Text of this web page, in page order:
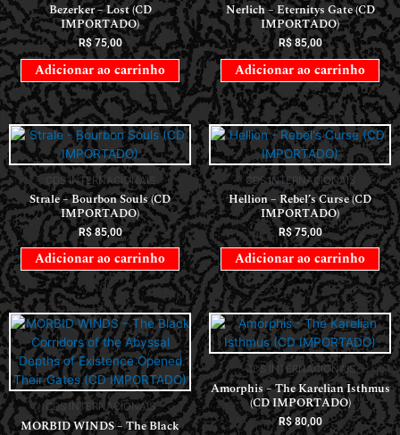
Bezerker – Lost (CD
IMPORTADO)
R$75,00
Adicionar ao carrinho
Nerlich – Eternitys Gate (CD
IMPORTADO)
R$85,00
Adicionar ao carrinho
CDS INTERNACIONAIS
Strale – Bourbon Souls (CD
IMPORTADO)
R$85,00
Adicionar ao carrinho
CDS INTERNACIONAIS
Hellion – Rebel’s Curse (CD
IMPORTADO)
R$75,00
Adicionar ao carrinho
CDS INTERNACIONAIS
MORBID WINDS – The Black
CDS INTERNACIONAIS
Amorphis – The Karelian Isthmus
(CD IMPORTADO)
R$80,00